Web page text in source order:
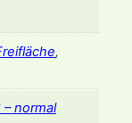
,
– normal